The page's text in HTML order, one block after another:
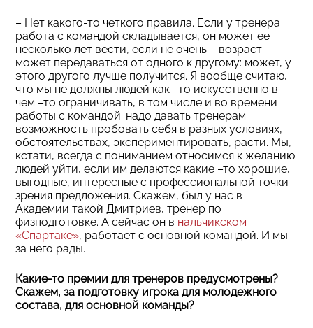
– Нет какого-то четкого правила. Если у тренера
работа с командой складывается, он может ее
несколько лет вести, если не очень – возраст
может передаваться от одного к другому: может, у
этого другого лучше получится. Я вообще считаю,
что мы не должны людей как –то искусственно в
чем –то ограничивать, в том числе и во времени
работы с командой: надо давать тренерам
возможность пробовать себя в разных условиях,
обстоятельствах, экспериментировать, расти. Мы,
кстати, всегда с пониманием относимся к желанию
людей уйти, если им делаются какие –то хорошие,
выгодные, интересные с профессиональной точки
зрения предложения. Скажем, был у нас в
Академии такой Дмитриев, тренер по
физподготовке. А сейчас он в нальчикском
«Спартаке», работает с основной командой. И мы
за него рады.
Какие-то премии для тренеров предусмотрены?
Скажем, за подготовку игрока для молодежного
состава, для основной команды?